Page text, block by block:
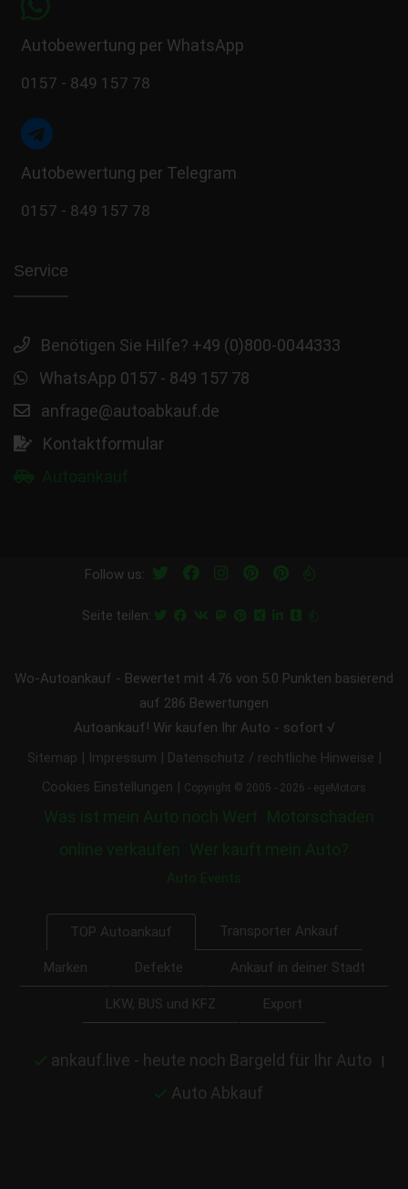
Autobewertung per WhatsApp
0157 - 849 157 78
Autobewertung per Telegram
0157 - 849 157 78
Service
Benötigen Sie Hilfe? +49 (0)800-0044333
WhatsApp 0157 - 849 157 78
anfrage@autoabkauf.de
Kontaktformular
Follow us:
Seite teilen:
Wo-Autoankauf - Bewertet mit 4.76 von 5.0 Punkten basierend
auf 286 Bewertungen
Autoankauf! Wir kaufen Ihr Auto - sofort √
Sitemap Impressum Datenschutz / rechtliche Hinweise
Cookies Einstellungen Copyright © 2005 - 2026 - egeMotors
Was ist mein Auto noch Wert Motorschaden
online verkaufen
Wer kauft mein Auto?
Auto Events
TOP Autoankauf Transporter Ankauf
Marken Defekte Ankauf in deiner Stadt
LKW, BUS und KFZ Export
ankauf.live - heute noch Bargeld für Ihr Auto
Auto Abkauf